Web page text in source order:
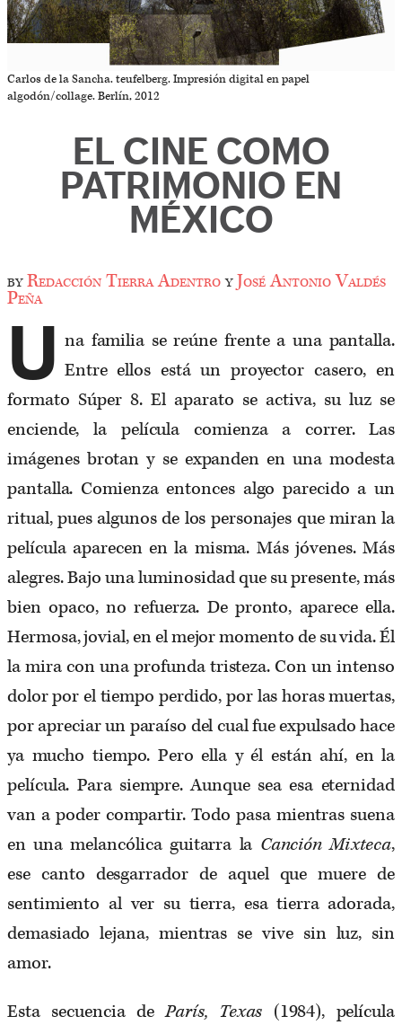
Carlos de la Sancha. teufelberg. Impresión digital en papel
algodón/collage. Berlín, 2012
EL CINE COMO
PATRIMONIO EN
MÉXICO
byRedacción Tierra AdentroyJosé Antonio Valdés
Peña
U na familia se reúne frente a una pantalla.
Entre ellos está un proyector casero, en
formato Súper 8. El aparato se activa, su luz se
enciende, la película comienza a correr. Las
imágenes brotan y se expanden en una modesta
pantalla. Comienza entonces algo parecido a un
ritual, pues algunos de los personajes que miran la
película aparecen en la misma. Más jóvenes. Más
alegres. Bajo una luminosidad que su presente, más
bien opaco, no refuerza. De pronto, aparece ella.
Hermosa, jovial, en el mejor momento de su vida. Él
la mira con una profunda tristeza. Con un intenso
dolor por el tiempo perdido, por las horas muertas,
por apreciar un paraíso del cual fue expulsado hace
ya mucho tiempo. Pero ella y él están ahí, en la
película. Para siempre. Aunque sea esa eternidad
van a poder compartir. Todo pasa mientras suena
en una melancólica guitarra la Canción Mixteca,
ese canto desgarrador de aquel que muere de
sentimiento al ver su tierra, esa tierra adorada,
demasiado lejana, mientras se vive sin luz, sin
amor.
Esta secuencia deParís, Texas (1984), película